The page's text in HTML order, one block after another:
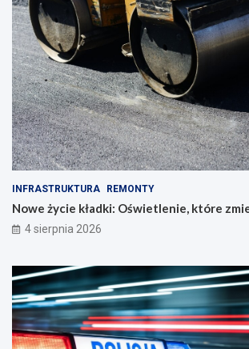
INFRASTRUKTURA REMONTY
Nowe życie kładki: Oświetlenie, które
4 sierpnia 2026